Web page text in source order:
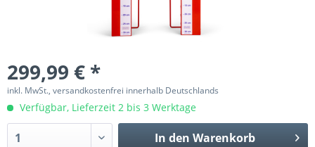
299,99 € *
inkl. MwSt., versandkostenfrei innerhalb Deutschlands
Verfügbar, Lieferzeit 2 bis 3 Werktage
In den Warenkorb